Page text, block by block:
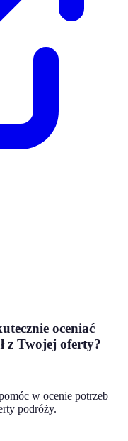
oceniać
z Twojej oferty?
w ocenie potrzeb
podróży.